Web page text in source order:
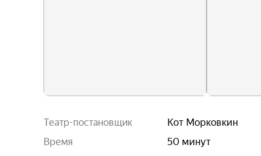
Театр-постановщик
Кот Морковкин
Время
50 минут